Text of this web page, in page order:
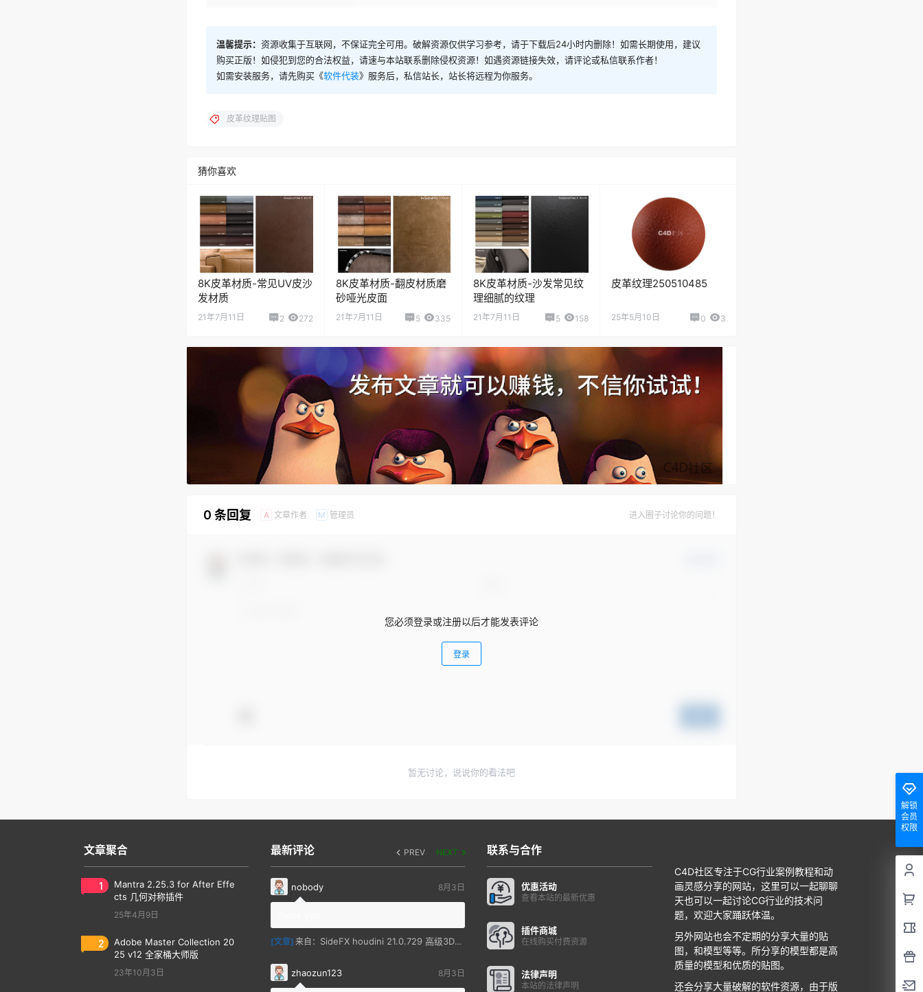
温馨提示： 资源收集于互联网，不保证完全可用。破解资源仅供学习参考，请于下载后24小时内删除！如需长期使用，建议
购买正版！如侵犯到您的合法权益，请速与本站联系删除侵权资源！如遇资源链接失效，请评论或私信联系作者！
如需安装服务，请先购买《软件代装》服务后，私信站长，站长将远程为你服务。
皮革纹理贴图
猜你喜欢
8K皮革材质-常见UV皮沙
发材质
21年7月11日 2 272
8K皮革材质-翻皮材质磨
砂哑光皮面
21年7月11日 5 335
8K皮革材质-沙发常见纹
理细腻的纹理
21年7月11日 5 158
皮革纹理250510485
25年5月10日 0 3
0 条回复 A 文章作者 M 管理员 进入圈子讨论你的问题！
您必须登录或注册以后才能发表评论
登录
暂无讨论，说说你的看法吧
解锁
会员
权限
文章聚合
1
Mantra 2.25.3 for After Effe
cts 几何对称插件
25年4月9日
2
Adobe Master Collection 20
25 v12 全家桶大师版
23年10月3日
最新评论 PREV NEXT
nobody 8月3日
[文章] 来自： SideFX houdini 21.0.729 高级3D特效软件
zhaozun123 8月3日
联系与合作
优惠活动
查看本站的最新优惠
插件商城
在线购买付费资源
法律声明
本站的法律声明
C4D社区专注于CG行业案例教程和动
画灵感分享的网站，这里可以一起聊聊
天也可以一起讨论CG行业的技术问
题，欢迎大家踊跃体温。
另外网站也会不定期的分享大量的贴
图，和模型等等。所分享的模型都是高
质量的模型和优质的贴图。
还会分享大量破解的软件资源，由于版